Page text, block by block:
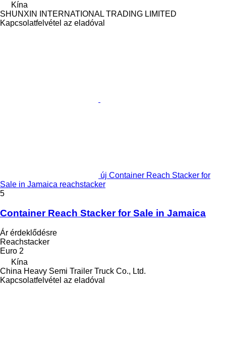
Kína
SHUNXIN INTERNATIONAL TRADING LIMITED
Kapcsolatfelvétel az eladóval
új Container Reach Stacker for
Sale in Jamaica reachstacker
5
Container Reach Stacker for Sale in Jamaica
Ár érdeklődésre
Reachstacker
Euro 2
Kína
China Heavy Semi Trailer Truck Co., Ltd.
Kapcsolatfelvétel az eladóval